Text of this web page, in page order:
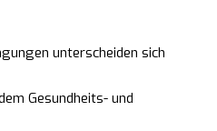
unterscheiden sich
Gesundheits- und